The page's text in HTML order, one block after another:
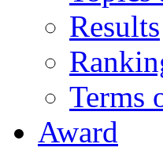
Results
Terms
Award